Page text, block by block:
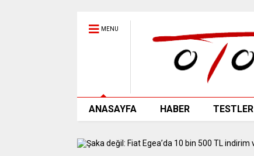
MENU
ANASAYFA HABER TESTLER